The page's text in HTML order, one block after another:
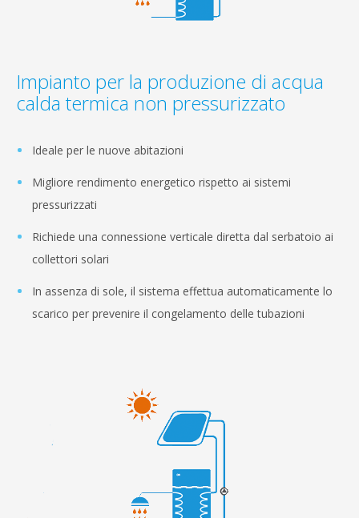
Impianto per la produzione di acqua
calda termica non pressurizzato
Ideale per le nuove abitazioni
Migliore rendimento energetico rispetto ai sistemi
pressurizzati
Richiede una connessione verticale diretta dal serbatoio ai
collettori solari
In assenza di sole, il sistema effettua automaticamente lo
scarico per prevenire il congelamento delle tubazioni